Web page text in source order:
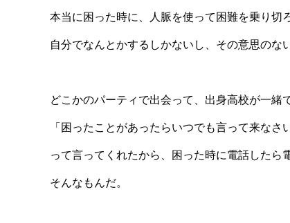
本当に困った時に、人脈を使って困難を乗り切
自分でなんとかするしかないし、その意思のな
どこかのパーティで出会って、出身高校が一緒
「困ったことがあったらいつでも言って来なさ
って言ってくれたから、困った時に電話したら
そんなもんだ。